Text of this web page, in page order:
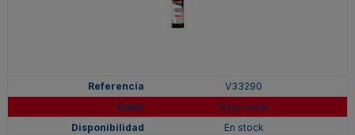
V33290
Rojo Coral
En stock